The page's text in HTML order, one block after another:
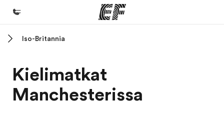
Kaikki EF-ohjelmat
Katso mitä kaikkea teemme
Iso-Britannia
Kielimatkat
Manchesterissa